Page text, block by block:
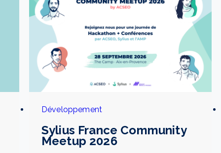
Développement
Sylius France Community
Meetup 2026